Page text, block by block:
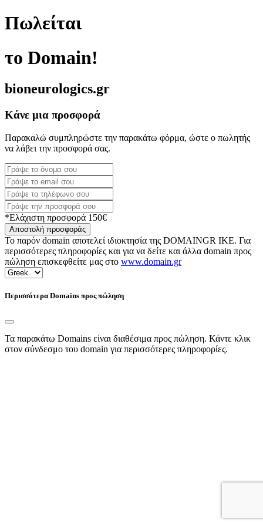
Πωλείται
το Domain!
bioneurologics.gr
Κάνε μια προσφορά
Παρακαλώ συμπληρώστε την παρακάτω φόρμα, ώστε ο πωλητής
να λάβει την προσφορά σας.
*Ελάχιστη προσφορά 150€
Αποστολή προσφοράς
Το παρόν domain αποτελεί ιδιοκτησία της DOMAINGR ΙΚΕ. Για
περισσότερες πληροφορίες και για να δείτε και άλλα domain προς
πώληση επισκεφθείτε μας στο www.domain.gr
Περισσότερα Domains προς πώληση
Τα παρακάτω Domains είναι διαθέσιμα προς πώληση. Κάντε κλικ
στον σύνδεσμο του domain για περισσότερες πληροφορίες.